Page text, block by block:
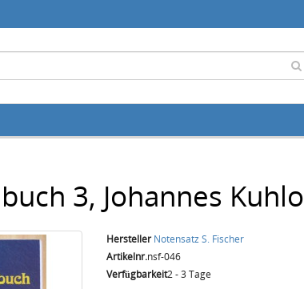
3, Johannes Kuhlo
Hersteller Notensatz S. Fischer
Artikelnr.nsf-046
Verfügbarkeit2 - 3 Tage